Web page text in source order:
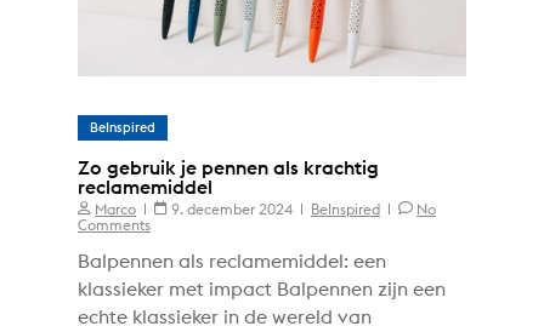
BeInspired
Zo gebruik je pennen als krachtig
reclamemiddel
Marco 9. december 2024 BeInspired
No
Comments
Balpennen als reclamemiddel: een
klassieker met impact Balpennen zijn een
echte klassieker in de wereld van